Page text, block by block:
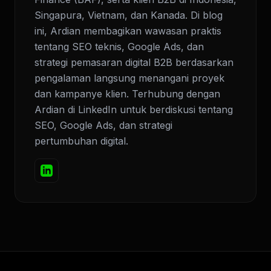
Singapura, Vietnam, dan Kanada. Di blog
ini, Ardian membagikan wawasan praktis
tentang SEO teknis, Google Ads, dan
strategi pemasaran digital B2B berdasarkan
pengalaman langsung menangani proyek
dan kampanye klien. Terhubung dengan
Ardian di LinkedIn untuk berdiskusi tentang
SEO, Google Ads, dan strategi
pertumbuhan digital.